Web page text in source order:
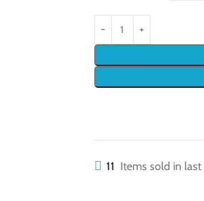
11 Items sold in last